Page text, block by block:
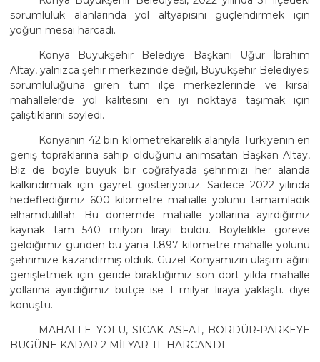
sorumluluk alanlarında yol altyapısını güçlendirmek için
yoğun mesai harcadı.
Konya Büyükşehir Belediye Başkanı Uğur İbrahim
Altay, yalnızca şehir merkezinde değil, Büyükşehir Belediyesi
sorumluluğuna giren tüm ilçe merkezlerinde ve kırsal
mahallelerde yol kalitesini en iyi noktaya taşımak için
çalıştıklarını söyledi.
Konyanın 42 bin kilometrekarelik alanıyla Türkiyenin en
geniş topraklarına sahip olduğunu anımsatan Başkan Altay,
Biz de böyle büyük bir coğrafyada şehrimizi her alanda
kalkındırmak için gayret gösteriyoruz. Sadece 2022 yılında
hedeflediğimiz 600 kilometre mahalle yolunu tamamladık
elhamdülillah. Bu dönemde mahalle yollarına ayırdığımız
kaynak tam 540 milyon lirayı buldu. Böylelikle göreve
geldiğimiz günden bu yana 1.897 kilometre mahalle yolunu
şehrimize kazandırmış olduk. Güzel Konyamızın ulaşım ağını
genişletmek için geride bıraktığımız son dört yılda mahalle
yollarına ayırdığımız bütçe ise 1 milyar liraya yaklaştı. diye
konuştu.
MAHALLE YOLU, SICAK ASFAT, BORDÜR-PARKEYE
BUGÜNE KADAR 2 MİLYAR TL HARCANDI